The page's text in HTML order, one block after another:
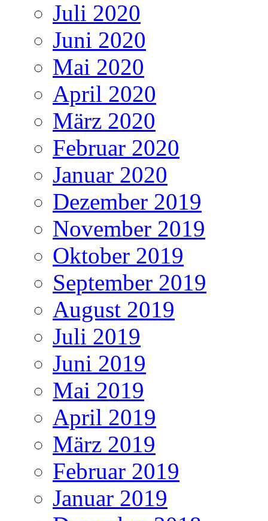
Juli 2020
Juni 2020
Mai 2020
April 2020
März 2020
Februar 2020
Januar 2020
Dezember 2019
November 2019
Oktober 2019
September 2019
August 2019
Juli 2019
Juni 2019
Mai 2019
April 2019
März 2019
Februar 2019
Januar 2019